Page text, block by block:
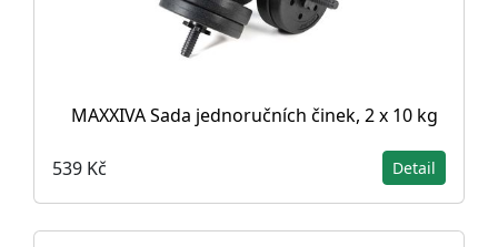
MAXXIVA Sada jednoručních činek, 2 x 10 kg
539 Kč Detail